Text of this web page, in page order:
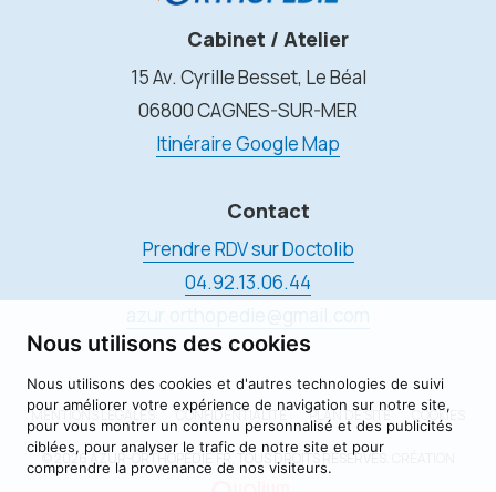
Nous utilisons des cookies
Nous utilisons des cookies et d'autres technologies de suivi
pour améliorer votre expérience de navigation sur notre site,
pour vous montrer un contenu personnalisé et des publicités
ciblées, pour analyser le trafic de notre site et pour
comprendre la provenance de nos visiteurs.
Cabinet / Atelier
15 Av. Cyrille Besset, Le Béal
06800 CAGNES-SUR-MER
Itinéraire Google Map
Contact
Prendre RDV sur Doctolib
04.92.13.06.44
MENTIONS LÉGALES CONFIDENTIALITÉ PLAN DE SITE COOKIES
© 2026 AZUR-ORTHOPÉDIE.FR, TOUS DROITS RÉSERVÉS.